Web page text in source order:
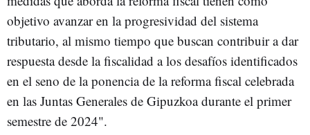
objetivo avanzar en la progresividad del sistema
tributario, al mismo tiempo que buscan contribuir a dar
respuesta desde la fiscalidad a los desafíos identificados
en el seno de la ponencia de la reforma fiscal celebrada
en las Juntas Generales de Gipuzkoa durante el primer
semestre de 2024".